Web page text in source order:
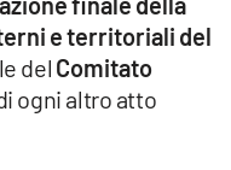
e territoriali del
del Comitato
ogni altro atto